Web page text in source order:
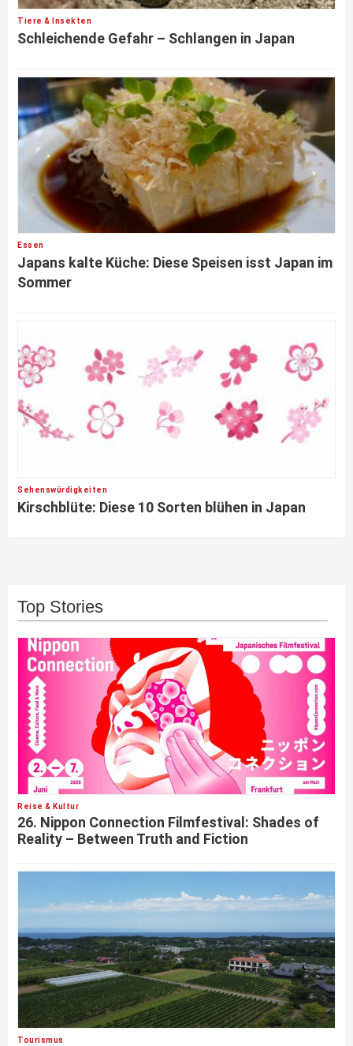
Tiere & Insekten
Schleichende Gefahr – Schlangen in Japan
Essen
Japans kalte Küche: Diese Speisen isst Japan im
Sommer
Sehenswürdigkeiten
Kirschblüte: Diese 10 Sorten blühen in Japan
Top Stories
Reise & Kultur
26. Nippon Connection Filmfestival: Shades of
Reality – Between Truth and Fiction
Tourismus